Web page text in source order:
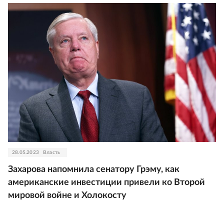
28.05.2023 Власть
Захарова напомнила сенатору Грэму, как
американские инвестиции привели ко Второй
мировой войне и Холокосту